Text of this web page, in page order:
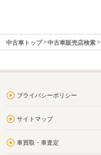
中古車トップ 中古車販売店検索
プライバシーポリシー
サイトマップ
車買取・車査定